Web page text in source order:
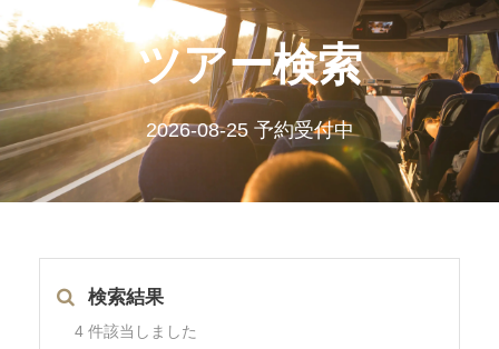
ツアー検索
2026-08-25 予約受付中
検索結果
4 件該当しました